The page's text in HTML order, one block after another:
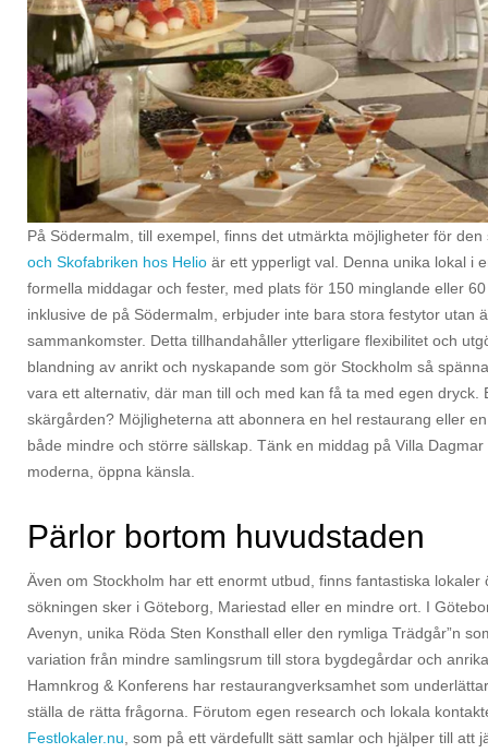
På Södermalm, till exempel, finns det utmärkta möjligheter för
och Skofabriken hos Helio är ett ypperligt val. Denna unika lokal i
formella middagar och fester, med plats för 150 minglande eller
inklusive de på Södermalm, erbjuder inte bara stora festytor utan
sammankomster. Detta tillhandahåller ytterligare flexibilitet och
blandning av anrikt och nyskapande som gör Stockholm så
vara ett alternativ, där man till och med kan få ta med egen
skärgården? Möjligheterna att abonnera en hel restaurang eller
både mindre och större sällskap. Tänk en middag på Villa
moderna, öppna känsla.
Pärlor bortom huvudstaden
Även om Stockholm har ett enormt utbud, finns fantastiska
sökningen sker i Göteborg, Mariestad eller en mindre ort. I
Avenyn, unika Röda Sten Konsthall eller den rymliga Trädgår”n
variation från mindre samlingsrum till stora bygdegårdar och
Hamnkrog & Konferens har restaurangverksamhet som
ställa de rätta frågorna. Förutom egen research och lokala
Festlokaler.nu, som på ett värdefullt sätt samlar och hjälper till att